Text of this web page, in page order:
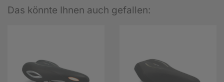
Das könnte Ihnen auch gefallen: